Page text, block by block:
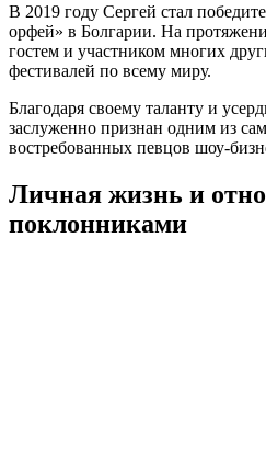
В 2019 году Сергей стал
орфей» в Болгарии. На
гостем и участником многих
фестивалей по всему миру.
Благодаря своему таланту и
заслуженно признан одним из
востребованных певцов шоу-
Личная жизнь и
поклонниками